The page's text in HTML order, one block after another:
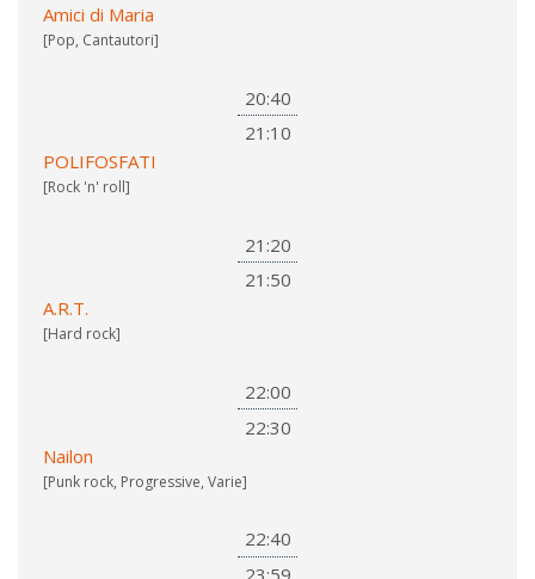
Amici di Maria
[Pop, Cantautori]
20:40
21:10
POLIFOSFATI
[Rock 'n' roll]
21:20
21:50
A.R.T.
[Hard rock]
22:00
22:30
Nailon
[Punk rock, Progressive, Varie]
22:40
23:59